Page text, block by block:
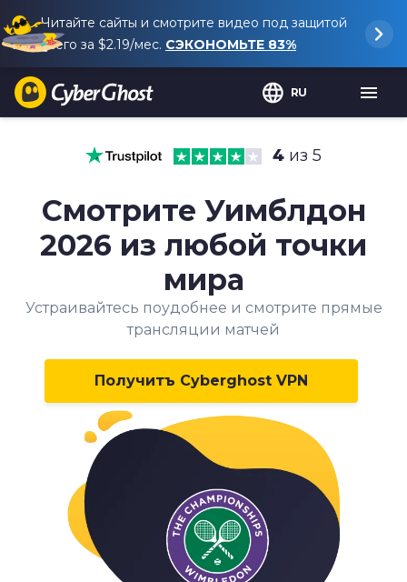
Читайте сайты и смотрите видео под защитой
всего за $2.19/мес. СЭКОНОМЬТЕ 83%
RU
4 из 5
Смотрите Уимблдон
2026 из любой точки
мира
Устраивайтесь поудобнее и смотрите прямые
трансляции матчей
Получитъ Cyberghost VPN